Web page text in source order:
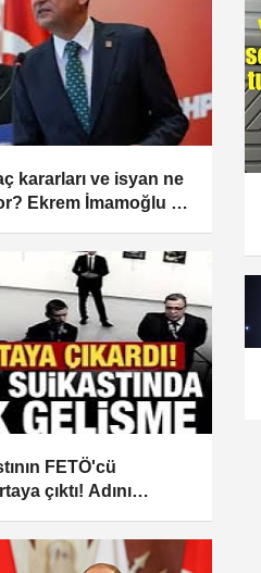
kararları ve isyan ne
Ekrem İmamoğlu ve
FETÖ'cü
çıktı! Adını